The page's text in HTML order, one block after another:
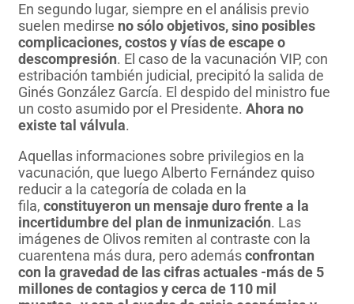
En segundo lugar, siempre en el análisis previo
suelen medirse no sólo objetivos, sino posibles
complicaciones, costos y vías de escape o
descompresión. El caso de la vacunación VIP, con
estribación también judicial, precipitó la salida de
Ginés González García. El despido del ministro fue
un costo asumido por el Presidente. Ahora no
existe tal válvula.
Aquellas informaciones sobre privilegios en la
vacunación, que luego Alberto Fernández quiso
reducir a la categoría de colada en la
fila, constituyeron un mensaje duro frente a la
incertidumbre del plan de inmunización. Las
imágenes de Olivos remiten al contraste con la
cuarentena más dura, pero ademásconfrontan
con la gravedad de las cifras actuales -más de 5
millones de contagios y cerca de 110 mil